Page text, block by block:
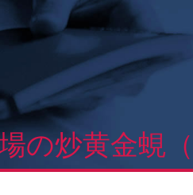
の炒黄金蜆